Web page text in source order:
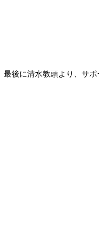
最後に清水教頭より、サポ